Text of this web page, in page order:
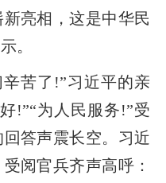
亮相，这是中华民
。
苦了!”习近平的亲
!”“为人民服务!”受
答声震长空。习近
阅官兵齐声高呼：